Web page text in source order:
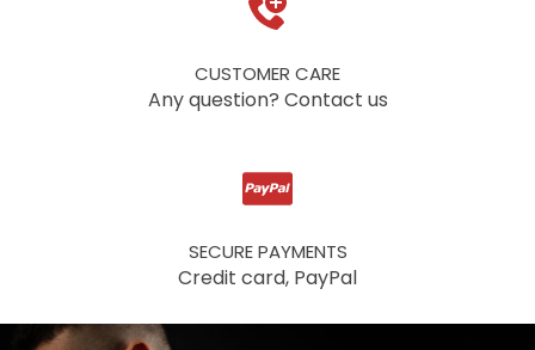
CUSTOMER CARE
Any question? Contact us
SECURE PAYMENTS
Credit card, PayPal